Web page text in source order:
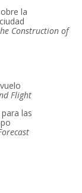
la
Construction of
Flight
las